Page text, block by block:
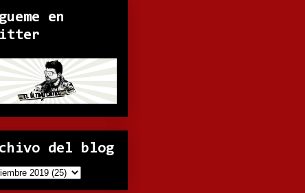
en
del blog